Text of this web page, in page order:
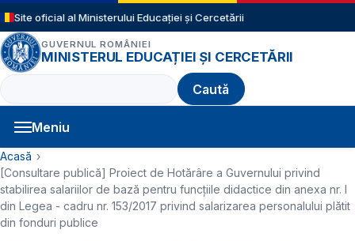
Sari la conținutul principal
Site oficial al Ministerului Educației și Cercetării
GUVERNUL ROMÂNIEI
MINISTERUL EDUCAȚIEI ȘI CERCETĂRII
Caută
Meniu
Navigație principală
Cale de navigare
Acasă
[Consultare publică] Proiect de Hotărâre a Guvernului privind
stabilirea salariilor de bază pentru funcţiile didactice din anexa nr. I
din Legea - cadru nr. 153/2017 privind salarizarea personalului plătit
din fonduri publice